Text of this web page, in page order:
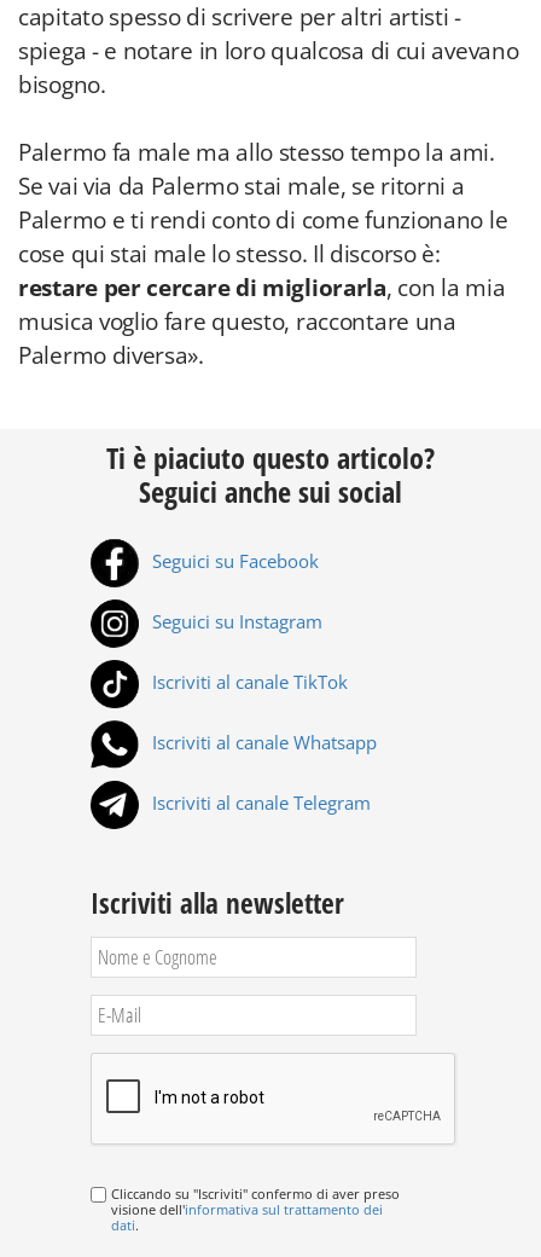
capitato spesso di scrivere per altri artisti -
spiega - e notare in loro qualcosa di cui avevano
bisogno.
Palermo fa male ma allo stesso tempo la ami.
Se vai via da Palermo stai male, se ritorni a
Palermo e ti rendi conto di come funzionano le
cose qui stai male lo stesso. Il discorso è:
restare per cercare di migliorarla, con la mia
musica voglio fare questo, raccontare una
Palermo diversa».
Ti è piaciuto questo articolo?
Seguici anche sui social
Seguici su Facebook
Seguici su Instagram
Iscriviti al canale TikTok
Iscriviti al canale Whatsapp
Iscriviti al canale Telegram
Iscriviti alla newsletter
Cliccando su "Iscriviti" confermo di aver preso
visione dell'informativa sul trattamento dei
dati.